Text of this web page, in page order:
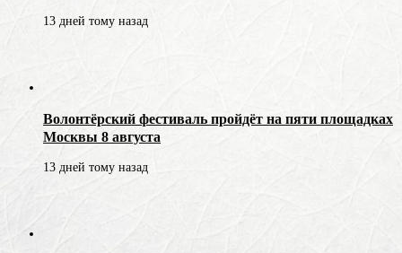
13 дней тому назад
Волонтёрский фестиваль пройдёт на пяти площадках
Москвы 8 августа
13 дней тому назад